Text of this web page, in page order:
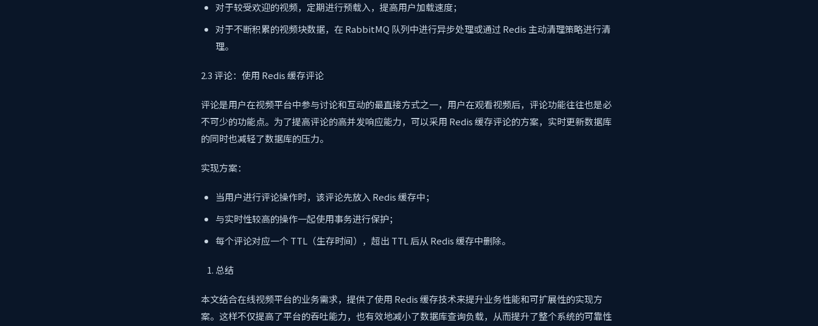
对于较受欢迎的视频，定期进行预载入，提高用户加载速度；
对于不断积累的视频块数据，在 RabbitMQ 队列中进行异步处理或通过 Redis 主动清理策略进行清
理。
2.3 评论：使用 Redis 缓存评论
评论是用户在视频平台中参与讨论和互动的最直接方式之一，用户在观看视频后，评论功能往往也是必
不可少的功能点。为了提高评论的高并发响应能力，可以采用 Redis 缓存评论的方案，实时更新数据库
的同时也减轻了数据库的压力。
实现方案：
当用户进行评论操作时，该评论先放入 Redis 缓存中；
与实时性较高的操作一起使用事务进行保护；
每个评论对应一个 TTL（生存时间），超出 TTL 后从 Redis 缓存中删除。
总结
本文结合在线视频平台的业务需求，提供了使用 Redis 缓存技术来提升业务性能和可扩展性的实现方
案。这样不仅提高了平台的吞吐能力，也有效地减小了数据库查询负载，从而提升了整个系统的可靠性